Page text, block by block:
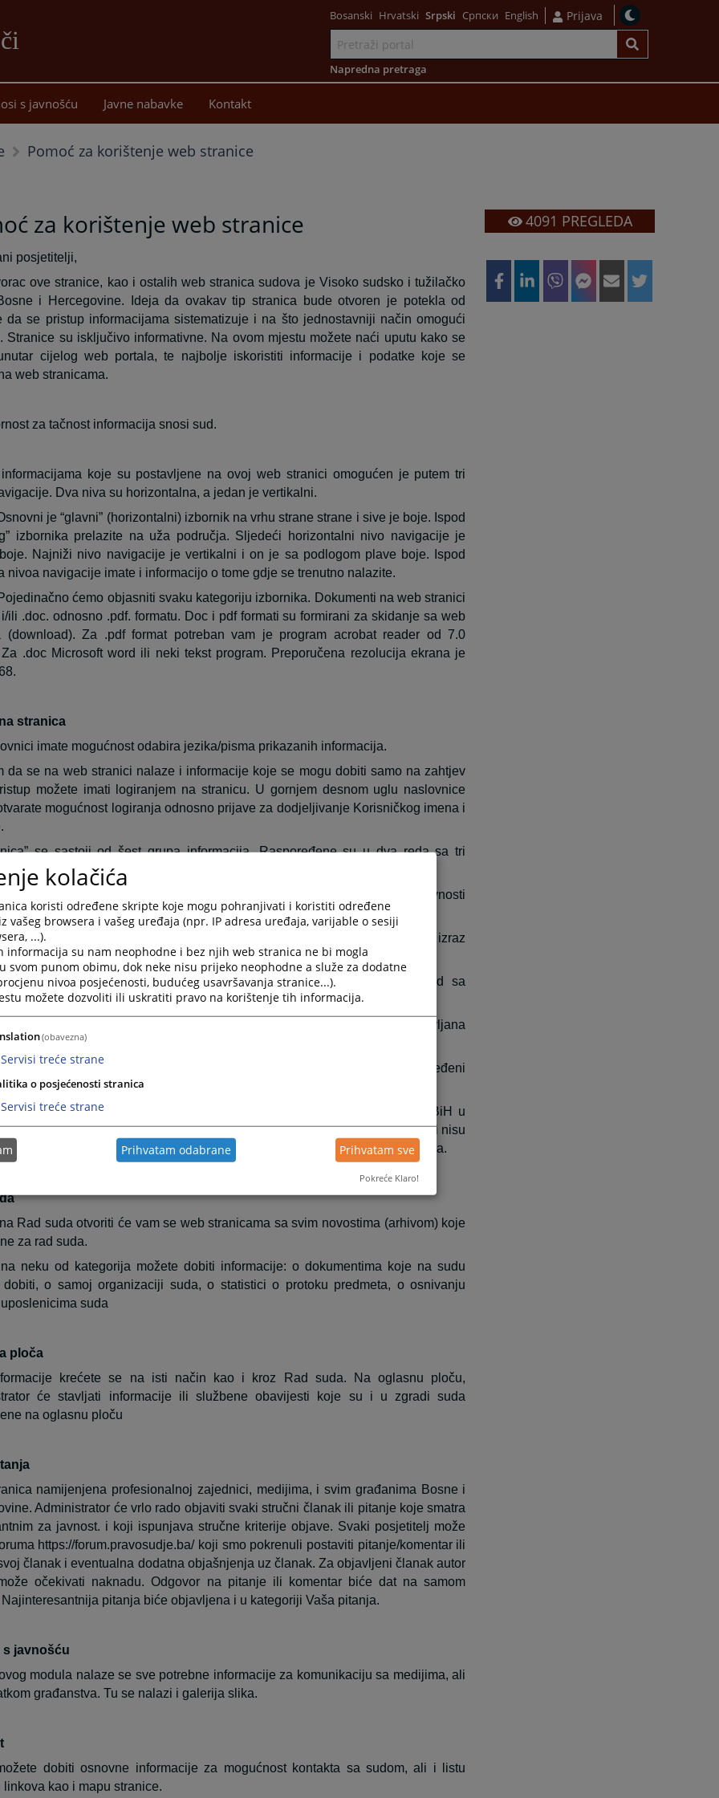
sadržaj
Bosanski Hrvatski Srpski Српски English Prijava
Napredna pretraga
s javnošću Javne nabavke Kontakt
Pomoć za korištenje web stranice
za korištenje web stranice
posjetitelji,
ove stranice, kao i ostalih web stranica sudova je Visoko sudsko i tužilačko
i Hercegovine. Ideja da ovakav tip stranica bude otvoren je potekla od
da se pristup informacijama sistematizuje i na što jednostavniji način omogući
Stranice su isključivo informativne. Na ovom mjestu možete naći uputu kako se
cijelog web portala, te najbolje iskoristiti informacije i podatke koje se
web stranicama.
za tačnost informacija snosi sud.
informacijama koje su postavljene na ovoj web stranici omogućen je putem tri
Dva niva su horizontalna, a jedan je vertikalni.
je “glavni” (horizontalni) izbornik na vrhu strane strane i sive je boje. Ispod
izbornika prelazite na uža područja. Sljedeći horizontalni nivo navigacije je
Najniži nivo navigacije je vertikalni i on je sa podlogom plave boje. Ispod
nivoa navigacije imate i informacijo o tome gdje se trenutno nalazite.
Pojedinačno ćemo objasniti svaku kategoriju izbornika. Dokumenti na web stranici
ili .doc. odnosno .pdf. formatu. Doc i pdf formati su formirani za skidanje sa web
(download). Za .pdf format potreban vam je program acrobat reader od 7.0
.doc Microsoft word ili neki tekst program. Preporučena rezolucija ekrana je
stranica
imate mogućnost odabira jezika/pisma prikazanih informacija.
da se na web stranici nalaze i informacije koje se mogu dobiti samo na zahtjev
možete imati logiranjem na stranicu. U gornjem desnom uglu naslovnice
mogućnost logiranja odnosno prijave za dodjeljivanje Korisničkog imena i
se sastoji od šest grupa informacija. Raspoređene su u dva reda sa tri
obuhvata najaktuelnije informacije vezane za svakodnevne aktivnosti
su informacije o aktivnostima koje su se već desile.
predsjednika sadrži pozdravnu riječ predsjednika suda kao izraz
i želje za što boljom međusobnom komunikacijom.
događaja predstavlja najavu budućih događanja važnih za sud sa
događanja.
postavljana pitanja prikazuje pitanja i odgovore koji su najčešće postavljana
su za rad suda ili druge aktivnosti vezane za sam sud.
suđenja prikazuje detaljne informacije o suđenjima u sudu za određeni
period.
Vijesti iz pravosuđa obuhvata informacije koje su vezane za pravosuđe BiH u
svih grupa starije novosti i informacije osim onih koje su na naslovnici nisu
Klikom na riječ “više” prebaciti će vas arhivu aktuelnosti ili drugih informacija.
Rad suda otvoriti će vam se web stranicama sa svim novostima (arhivom) koje
za rad suda.
neku od kategorija možete dobiti informacije: o dokumentima koje na sudu
dobiti, o samoj organizaciji suda, o statistici o protoku predmeta, o osnivanju
suda
ploča
krećete se na isti način kao i kroz Rad suda. Na oglasnu ploču,
će stavljati informacije ili službene obavijesti koje su i u zgradi suda
na oglasnu ploču
namijenjena profesionalnoj zajednici, medijima, i svim građanima Bosne i
Administrator će vrlo rado objaviti svaki stručni članak ili pitanje koje smatra
za javnost. i koji ispunjava stručne kriterije objave. Svaki posjetitelj može
https://forum.pravosudje.ba/ koji smo pokrenuli postaviti pitanje/komentar ili
članak i eventualna dodatna objašnjenja uz članak. Za objavljeni članak autor
očekivati naknadu. Odgovor na pitanje ili komentar biće dat na samom
pitanja biće objavljena i u kategoriji Vaša pitanja.
s javnošću
modula nalaze se sve potrebne informacije za komunikaciju sa medijima, ali
građanstva. Tu se nalazi i galerija slika.
dobiti osnovne informacije za mogućnost kontakta sa sudom, ali i listu
linkova kao i mapu stranice.
4091 PREGLEDA
kolačića
koristi određene skripte koje mogu pohranjivati i koristiti određene
vašeg browsera i vašeg uređaja (npr. IP adresa uređaja, varijable o sesiji
...).
informacija su nam neophodne i bez njih web stranica ne bi mogla
svom punom obimu, dok neke nisu prijeko neophodne a služe za dodatne
nivoa posjećenosti, budućeg usavršavanja stranice...).
možete dozvoliti ili uskratiti pravo na korištenje tih informacija.
(obavezna)
Servisi treće strane
o posjećenosti stranica
Servisi treće strane
Prihvatam odabrane Prihvatam sve
Pokreće Klaro!